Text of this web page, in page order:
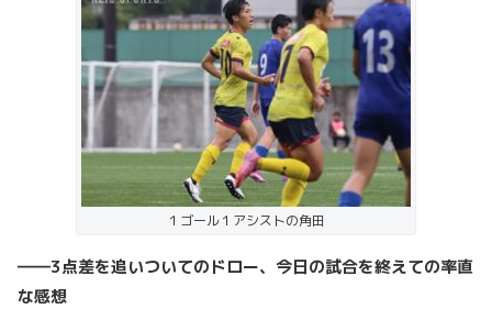
１ゴール１アシストの角田
――3点差を追いついてのドロー、今日の試合を終えての率直
な感想